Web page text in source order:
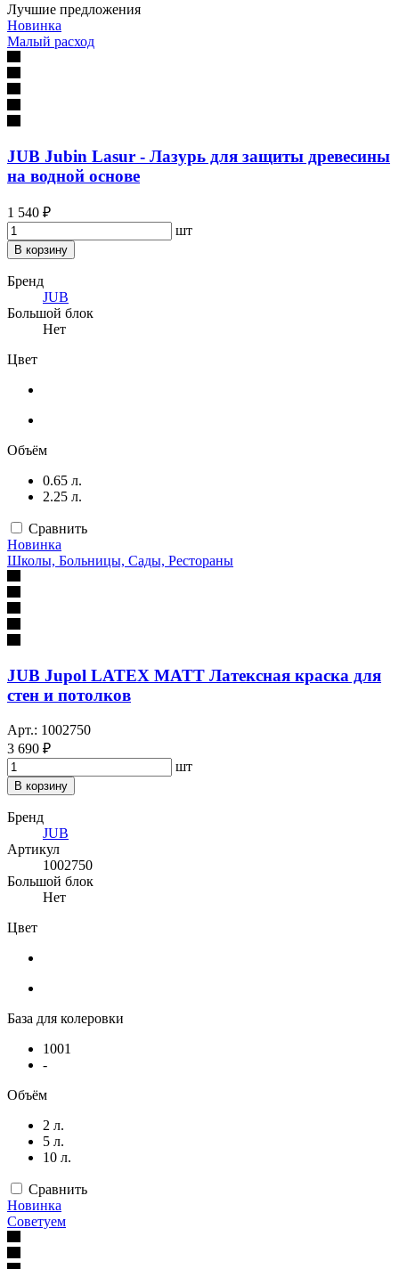
Лучшие предложения
Новинка
Малый расход
JUB Jubin Lasur - Лазурь для защиты древесины
на водной основе
1 540 ₽
шт
В корзину
Бренд
JUB
Большой блок
Нет
Цвет
Объём
0.65 л.
2.25 л.
Сравнить
Новинка
Школы, Больницы, Сады, Рестораны
JUB Jupol LATEX MATT Латексная краска для
стен и потолков
Арт.: 1002750
3 690 ₽
шт
В корзину
Бренд
JUB
Артикул
1002750
Большой блок
Нет
Цвет
База для колеровки
1001
-
Объём
2 л.
5 л.
10 л.
Сравнить
Новинка
Советуем